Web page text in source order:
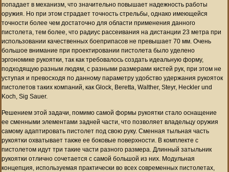
попадает в механизм, что значительно повышает надежность работы
оружия. Но при этом страдает точность стрельбы, однако имеющейся
точности более чем достаточно для области применения данного
пистолета, тем более, что радиус рассеивания на дистанции 23 метра при
использовании качественных боеприпасов не превышает 70 мм. Очень
большое внимание при проектировании пистолета было уделено
эргономике рукоятки, так как требовалось создать идеальную форму,
подходящую разным людям, с разными размерами кистей рук, при этом не
уступая и превосходя по данному параметру удобство удержания рукояток
пистолетов таких компаний, как Glock, Beretta, Walther, Steyr, Heckler und
Koch, Sig Sauer.
Решением этой задачи, помимо самой формы рукоятки стало оснащение
ее сменными элементами задней части, что позволяет владельцу оружия
самому адаптировать пистолет под свою руку. Сменная тыльная часть
рукоятки охватывает также ее боковые поверхности. В комплекте с
пистолетом идут три такие части разного размера. Длинный затыльник
рукоятки отлично сочетается с самой большой из них. Модульная
концепция, используемая практически во всех современных пистолетах,